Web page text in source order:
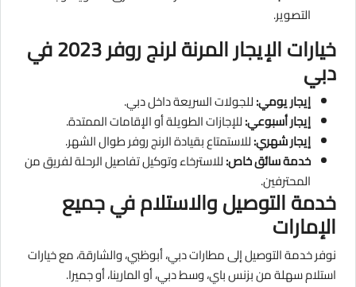
التصوير.
خيارات الإيجار المرنة لرنج روفر 2023 في
دبي
إيجار يومي:للجولات السريعة داخل دبي.
إيجار أسبوعي:للإجازات الطويلة أو الإقامات الممتدة.
إيجار شهري:للاستمتاع بقيادة الرنج روفر طوال الشهر.
خدمة سائق خاص:للاسترخاء وتوكيل تفاصيل الرحلة لفريق من
المحترفين.
خدمة التوصيل والاستلام في جميع
الإمارات
نوفر خدمة التوصيل إلى مطارات دبي، أبوظبي، والشارقة، مع خيارات
استلام سهلة من بزنس باي، وسط دبي، أو المارينا، أو جميرا.